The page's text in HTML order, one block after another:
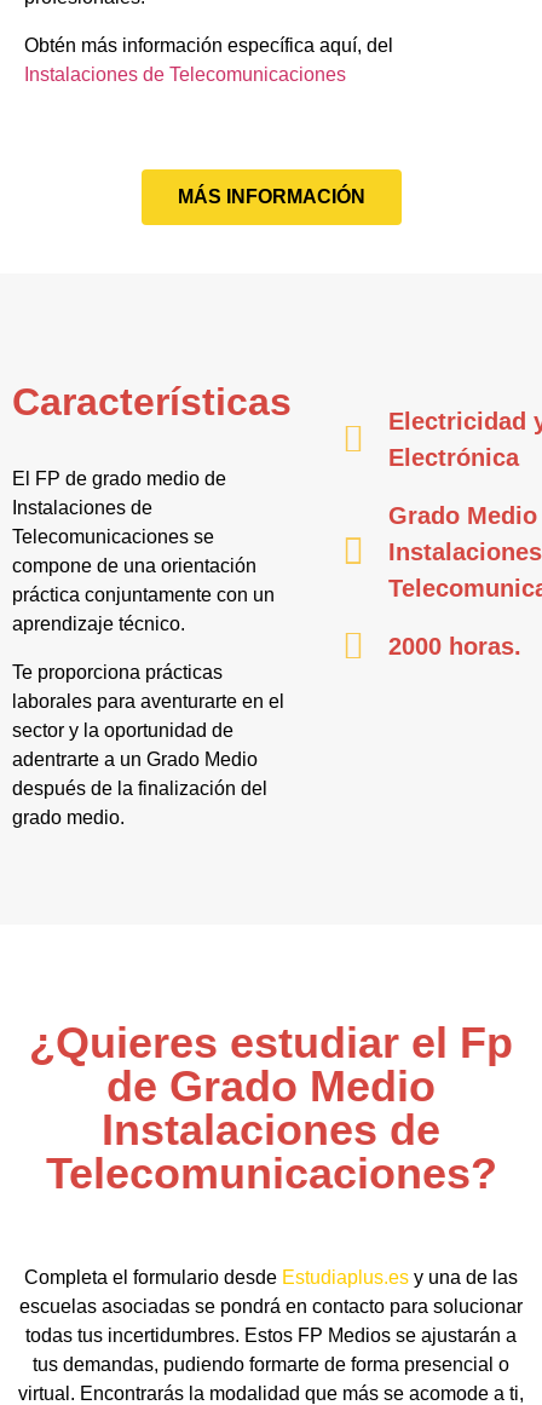
Obtén más información específica aquí, del
Instalaciones de Telecomunicaciones
MÁS INFORMACIÓN
Características
El FP de grado medio de
Instalaciones de
Telecomunicaciones se
compone de una orientación
práctica conjuntamente con un
aprendizaje técnico.
Te proporciona prácticas
laborales para aventurarte en el
sector y la oportunidad de
adentrarte a un Grado Medio
después de la finalización del
grado medio.
Electricidad
Electrónica
Grado Medio
2000 horas.
¿Quieres estudiar el Fp
de Grado Medio
Instalaciones de
Telecomunicaciones?
Completa el formulario desde Estudiaplus.es y una de las
escuelas asociadas se pondrá en contacto para solucionar
todas tus incertidumbres. Estos FP Medios se ajustarán a
tus demandas, pudiendo formarte de forma presencial o
virtual. Encontrarás la modalidad que más se acomode a ti,